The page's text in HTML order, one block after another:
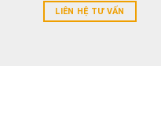
LIÊN HỆ TƯ VẤN